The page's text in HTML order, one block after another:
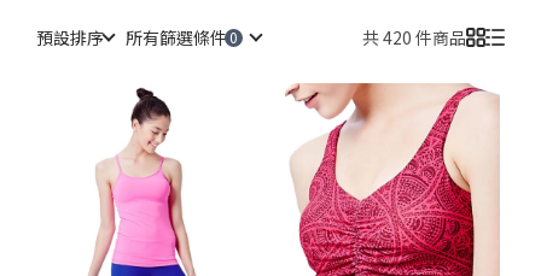
預設排序 所有篩選條件 共 420 件商品